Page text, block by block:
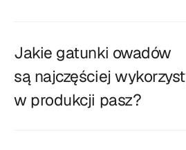
Jakie gatunki owadów
są najczęściej
w produkcji pasz?